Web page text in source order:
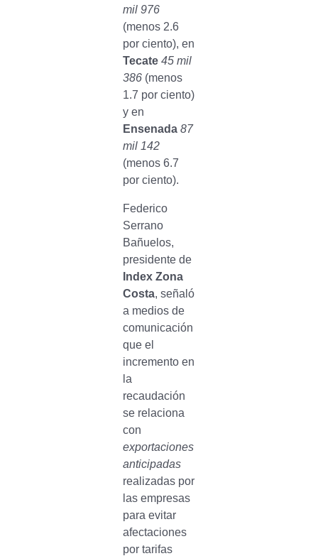
mil 976
(menos 2.6
por ciento), en
Tecate 45 mil
386(menos
1.7 por ciento)
y en
Ensenada 87
mil 142
(menos 6.7
por ciento).
Federico
Serrano
Bañuelos,
presidente de
Index Zona
Costa, señaló
a medios de
comunicación
que el
incremento en
la
recaudación
se relaciona
con
exportaciones
anticipadas
realizadas por
las empresas
para evitar
afectaciones
por tarifas